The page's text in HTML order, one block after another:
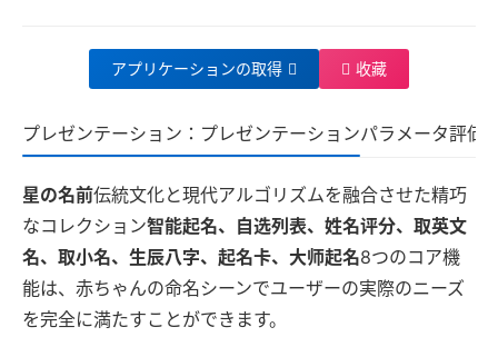
アプリケーションの取得 收藏
プレゼンテーション：プレゼンテーションパラメータ評価
星の名前伝統文化と現代アルゴリズムを融合させた精巧
なコレクション智能起名、自选列表、姓名评分、取英文
名、取小名、生辰八字、起名卡、大师起名8つのコア機
能は、赤ちゃんの命名シーンでユーザーの実際のニーズ
を完全に満たすことができます。